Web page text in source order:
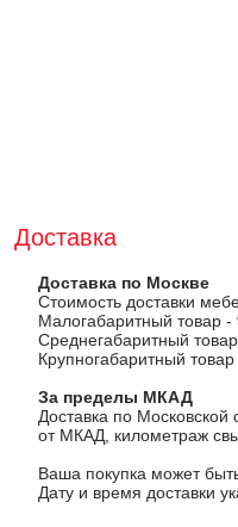
Доставка
Доставка по Москве
Стоимость доставки
Малогабаритный товар -
Среднегабаритный
Крупногабаритный
За пределы МКАД
Доставка по
от МКАД, километраж
Ваша покупка может
Дату и время доставки